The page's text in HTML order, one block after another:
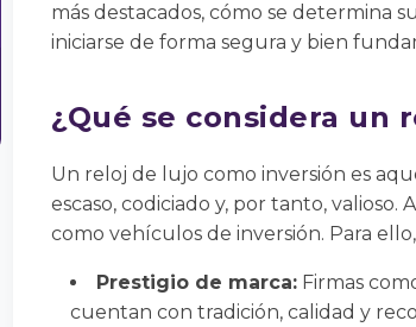
más destacados, cómo se determina
iniciarse de forma segura y bien
¿Qué se considera un
Un reloj de lujo como inversión es
escaso, codiciado y, por tanto,
como vehículos de inversión. Para
Prestigio de marca: Firmas
cuentan con tradición, calidad y